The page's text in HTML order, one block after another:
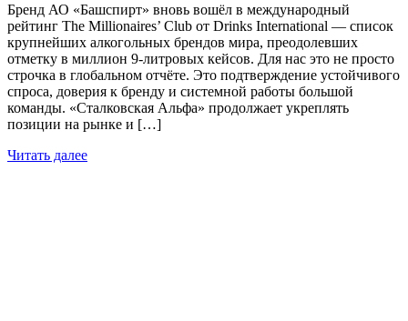
Бренд АО «Башспирт» вновь вошёл в международный
рейтинг The Millionaires’ Club от Drinks International — список
крупнейших алкогольных брендов мира, преодолевших
отметку в миллион 9-литровых кейсов. Для нас это не просто
строчка в глобальном отчёте. Это подтверждение устойчивого
спроса, доверия к бренду и системной работы большой
команды. «Сталковская Альфа» продолжает укреплять
позиции на рынке и […]
Читать далее